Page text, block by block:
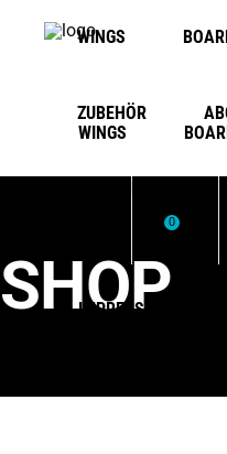
WINGS
IMPRESSUM
0
WINGS
ZUBEHÖR
SHOP